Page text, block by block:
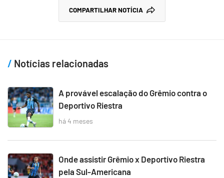
COMPARTILHAR NOTÍCIA
Notícias relacionadas
A provável escalação do Grêmio contra o
Deportivo Riestra
há 4 meses
Onde assistir Grêmio x Deportivo Riestra
pela Sul-Americana